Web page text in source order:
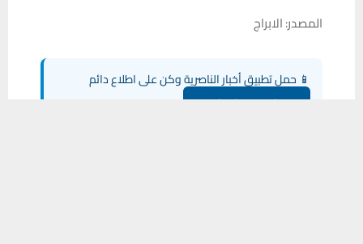
المصدر: الابراج
📱 حمل تطبيق أخبار الناصرية وكن على اطلاع دائم
تحميل من Google Play